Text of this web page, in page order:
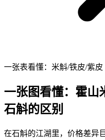
一张表看懂：米斛/铁皮/紫皮
一张图看懂：霍山
石斛的区别
在石斛的江湖里，价格差异